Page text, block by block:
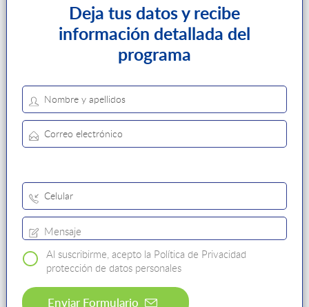
Deja tus datos y recibe
información detallada del
programa
Al suscribirme, acepto la Política de Privacidad
protección de datos personales